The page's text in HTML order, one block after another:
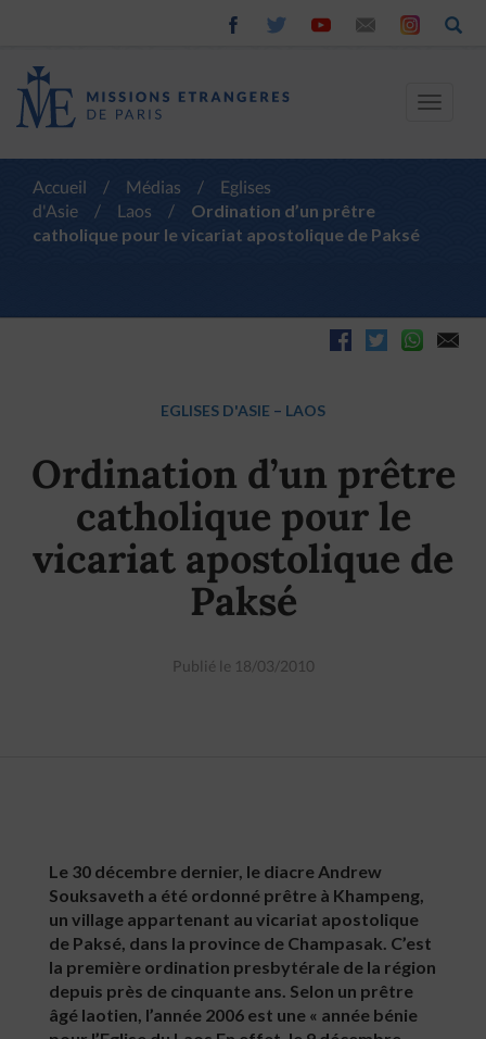
Toggle
Accueil / Médias /
Eglises
d'Asie
/ Laos /
Ordination d’un prêtre
catholique pour le vicariat apostolique de Paksé
EGLISES D'ASIE – LAOS
Ordination d’un prêtre
catholique pour le
vicariat apostolique de
Paksé
Publié le 18/03/2010
Le 30 décembre dernier, le diacre Andrew
Souksaveth a été ordonné prêtre à Khampeng,
un village appartenant au vicariat apostolique
de Paksé, dans la province de Champasak. C’est
la première ordination presbytérale de la région
depuis près de cinquante ans. Selon un prêtre
âgé laotien, l’année 2006 est une « année bénie